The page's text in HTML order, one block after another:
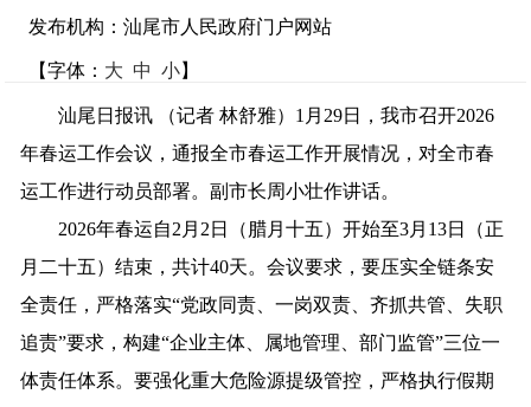
发布机构：汕尾市人民政府门户网站
【字体： 大 中 小】
汕尾日报讯 （记者 林舒雅）1月29日，我市召开2026
年春运工作会议，通报全市春运工作开展情况，对全市春
运工作进行动员部署。副市长周小壮作讲话。
2026年春运自2月2日（腊月十五）开始至3月13日（正
月二十五）结束，共计40天。会议要求，要压实全链条安
全责任，严格落实“党政同责、一岗双责、齐抓共管、失职
追责”要求，构建“企业主体、属地管理、部门监管”三位一
体责任体系。要强化重大危险源提级管控，严格执行假期